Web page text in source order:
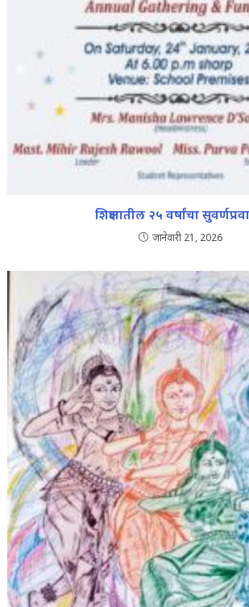
शिक्षणातील २५ वर्षांचा
जानेवारी 21, 2026